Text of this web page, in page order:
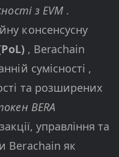
з EVM .
консенсусну
, Berachain
сумісності ,
та розширених
BERA
управління та
Berachain як